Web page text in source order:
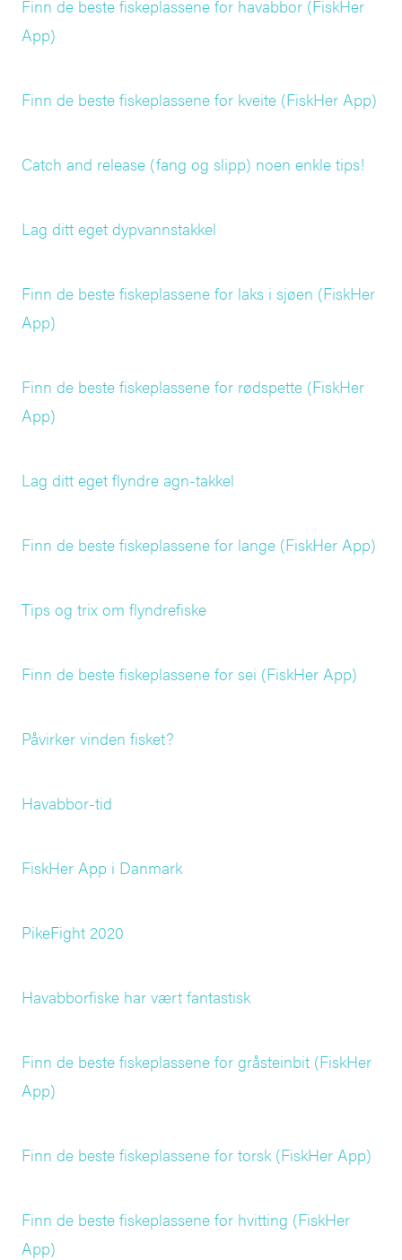
Finn de beste fiskeplassene for havabbor (FiskHer
App)
Finn de beste fiskeplassene for kveite (FiskHer App)
Catch and release (fang og slipp) noen enkle tips!
Lag ditt eget dypvannstakkel
Finn de beste fiskeplassene for laks i sjøen (FiskHer
App)
Finn de beste fiskeplassene for rødspette (FiskHer
App)
Lag ditt eget flyndre agn-takkel
Finn de beste fiskeplassene for lange (FiskHer App)
Tips og trix om flyndrefiske
Finn de beste fiskeplassene for sei (FiskHer App)
Påvirker vinden fisket?
Havabbor-tid
FiskHer App i Danmark
PikeFight 2020
Havabborfiske har vært fantastisk
Finn de beste fiskeplassene for gråsteinbit (FiskHer
App)
Finn de beste fiskeplassene for torsk (FiskHer App)
Finn de beste fiskeplassene for hvitting (FiskHer
App)